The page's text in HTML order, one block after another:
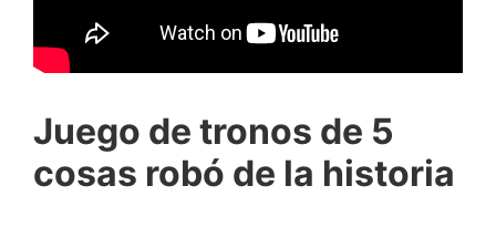
Juego de tronos de 5
cosas robó de la historia